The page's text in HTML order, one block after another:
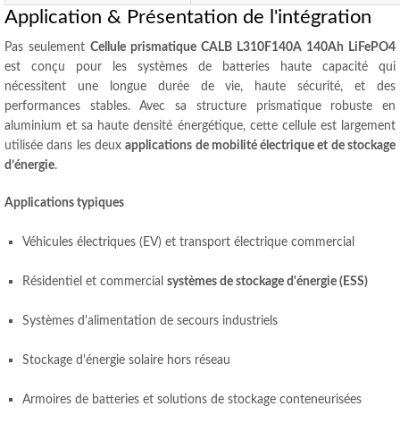
Application & Présentation de l'intégration
Pas seulement Cellule prismatique CALB L310F140A 140Ah LiFePO4
est conçu pour les systèmes de batteries haute capacité qui
nécessitent une longue durée de vie, haute sécurité, et des
performances stables. Avec sa structure prismatique robuste en
aluminium et sa haute densité énergétique, cette cellule est largement
utilisée dans les deuxapplications de mobilité électrique et de stockage
d’énergie.
Applications typiques
Véhicules électriques (EV) et transport électrique commercial
Résidentiel et commercial systèmes de stockage d'énergie (ESS)
Systèmes d'alimentation de secours industriels
Stockage d'énergie solaire hors réseau
Armoires de batteries et solutions de stockage conteneurisées